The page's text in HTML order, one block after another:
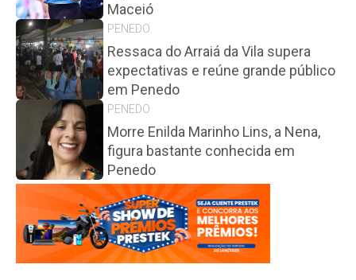
Maceió
PENEDO
Ressaca do Arraiá da Vila supera
expectativas e reúne grande público
em Penedo
PENEDO
Morre Enilda Marinho Lins, a Nena,
figura bastante conhecida em
Penedo